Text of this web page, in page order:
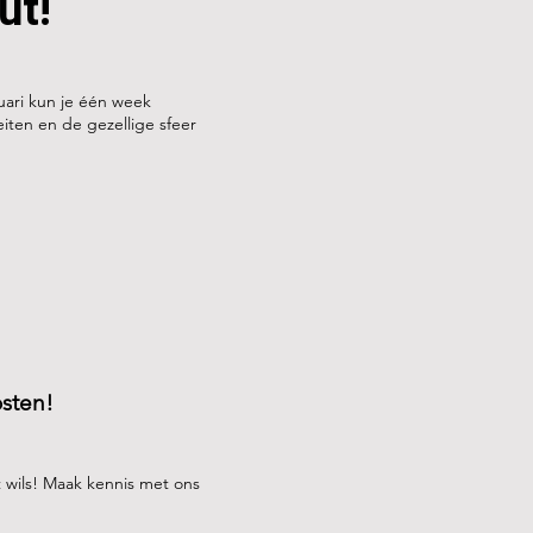
kun je één week
en de gezellige sfeer
Maak kennis met ons